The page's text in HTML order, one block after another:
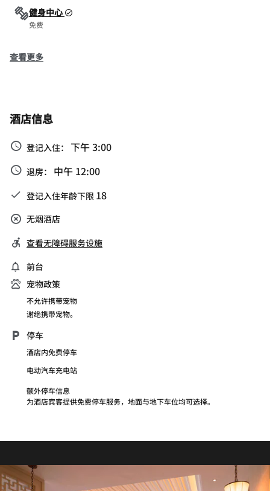
健身中心
免费
查看更多
酒店信息
登记入住： 下午 3:00
退房： 中午 12:00
登记入住年龄下限 18
无烟酒店
查看无障碍服务设施
前台
宠物政策
不允许携带宠物
谢绝携带宠物。
停车
酒店内免费停车
电动汽车充电站
额外停车信息
为酒店宾客提供免费停车服务，地面与地下车位均可选择。